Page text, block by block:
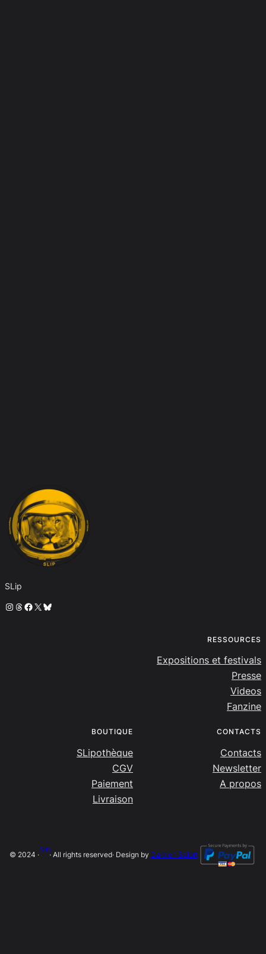
SLip
Instagram
Threads
Facebook
X Bluesky
RESSOURCES
Expositions et festivals
Presse
Videos
Fanzine
BOUTIQUE
SLipothèque
CGV
Paiement
Livraison
CONTACTS
Contacts
Newsletter
A propos
© 2024 ·
SLip
· All rights reserved· Design by Damien Salort